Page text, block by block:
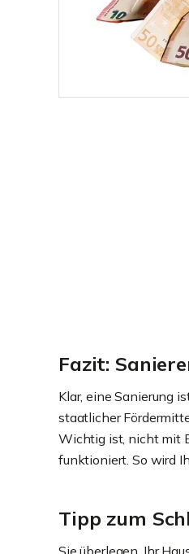
Fazit:
Klar, eine Sanierung
staatlicher
Wichtig ist, nicht mit
funktioniert. So wird
Tipp zum
Sie überlegen, Ihr